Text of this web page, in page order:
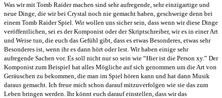
Was wir mit Tomb Raider machen sind sehr aufregende, sehr einzigartige und
neue Dinge, die wir bei Crystal noch nie gemacht haben, geschweige denn bei
einem Tomb Raider Spiel. Wir wollen uns sicher sein, dass wenn wir diese Dinge
veröffentlichen, sei es der Komponist oder der Skriptschreiber, wir es in einer Art
und Weise tun, die euch das Gefühl gibt, dass es etwas Besonderes, etwas sehr
Besonderes ist, wenn ihr es dann hört oder lest. Wir haben einige sehr
aufregende Sachen vor. Es soll nicht nur so sein wie “Hier ist die Person xy.” Der
Komponist zum Beispiel hat alles Mögliche auf sich genommen um die Art von
Geräuschen zu bekommen, die man im Spiel hören kann und hat dann Musik
daraus gemacht. Ich freue mich schon darauf mitzuverfolgen wie sie das zum
Leben bringen werden. Ihr könnt euch darauf einstellen, dass wir das